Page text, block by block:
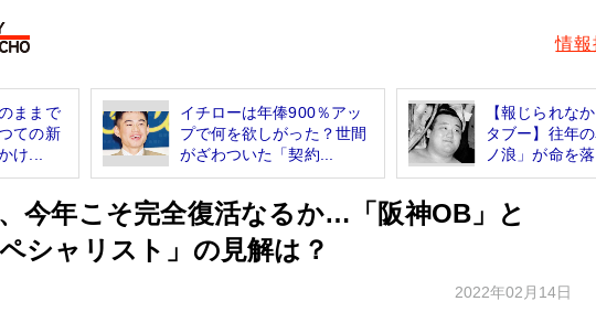
情報
ままで
ての新
け...
イチローは年俸900％アッ
プで何を欲しがった？世間
がざわついた「契約...
【報じられな
タブー】往年
ノ浪」が命を落
今年こそ完全復活なるか…「阪神OB」と
シャリスト」の見解は？
2022年02月14日